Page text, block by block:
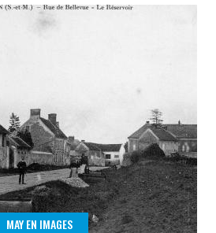
MAY EN IMAGES